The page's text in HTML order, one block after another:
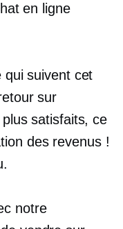
en ligne
qui suivent cet
sur
satisfaits, ce
des revenus !
notre